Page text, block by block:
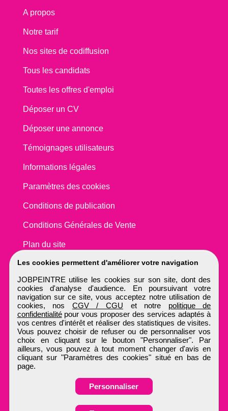
Les cookies permettent d'améliorer votre navigation
JOBPEINTRE utilise les cookies sur son site, dont des
cookies d'analyse d'audience. En poursuivant votre
navigation sur ce site, vous acceptez notre utilisation de
cookies, nos CGV / CGU et notre politique de
confidentialitépour vous proposer des services adaptés à
vos centres d'intérêt et réaliser des statistiques de visites.
Vous pouvez choisir de refuser ou de personnaliser vos
choix en cliquant sur le bouton "Personnaliser". Par
ailleurs, vous pouvez à tout moment changer d'avis en
cliquant sur "Paramètres des cookies" situé en bas de
page.
Personnaliser
A propos
Notre tarif
Nos sites de codiffusion
Tous les candidats
Toutes les offres d'emploi
Déposer un CV
Déposer une annonce
Témoignages utilisateurs
Informations légales
Paramètres des cookies
Conditions de publication
Conditions Générales de Vente
Plan du site